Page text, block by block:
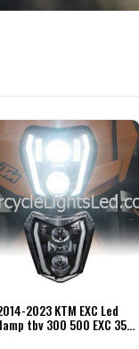
2023 KTM EXC Led
tbv 300 500 EXC 350
EXC-F 250 XCF-W